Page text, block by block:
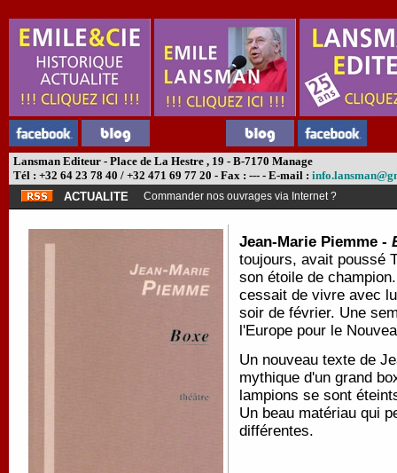
Lansman Editeur - Place de La Hestre , 19 - B-7170 Manage
Tél : +32 64 23 78 40 / +32 471 69 77 20 - Fax : --- - E-mail :
ACTUALITE
Commander nos ouvrages via Internet ?
Jean-Marie Piemme -
toujours, avait poussé
son étoile de
cessait de vivre avec
soir de février. Une
l'Europe pour le
Un nouveau texte de
mythique d'un grand
lampions se sont
Un beau matériau qui
différentes.